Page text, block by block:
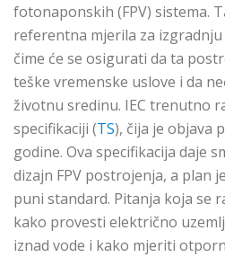
fotonaponskih (FPV) sistema.
referentna mjerila za
čime će se osigurati da ta
teške vremenske uslove i da
životnu sredinu. IEC trenutno
specifikaciji (TS), čija je objava
godine. Ova specifikacija daje
dizajn FPV postrojenja, a plan
puni standard. Pitanja koja se
kako provesti električno
iznad vode i kako mjeriti